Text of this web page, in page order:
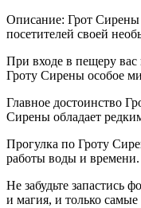
Описание: Грот Сирены
посетителей своей
При входе в пещеру вас
Гроту Сирены особое
Главное достоинство
Сирены обладает
Прогулка по Гроту
работы воды и
Не забудьте запастись
и магия, и только